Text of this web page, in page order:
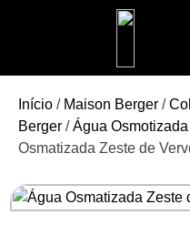
Início / Maison Berger /
Berger /Água
Osmatizada Zeste de